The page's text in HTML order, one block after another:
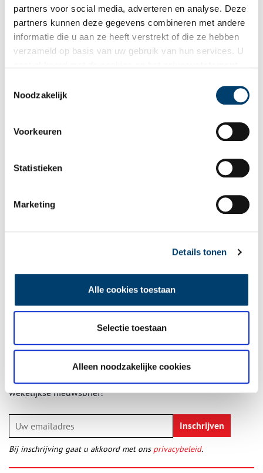
partners voor social media, adverteren en analyse. Deze
partners kunnen deze gegevens combineren met andere
informatie die u aan ze heeft verstrekt of die ze hebben
verzameld op basis van uw gebruik van hun services. U
Noodzakelijk
Voorkeuren
Statistieken
Marketing
Details tonen
Alle cookies toestaan
Selectie toestaan
Alleen noodzakelijke cookies
Voor Pesach heb je speciale serviezen nodig: een voor melkkost
alom bekend: in Nederland zijn ze rond, overal elders vierkant. Bij
de Sedermaaltijd waarmee Pesach begint, spelen matzes, net als
matzeballensoep en ‘gremzelisj’, gemaakt van matzes.
Publicatiedatum: 21/02/2013
Ontvang de nieuwsbrief
Wilt u op de hoogte blijven van de mooiste verhalen en het
wekelijkse nieuwsbrief!
Bij inschrijving gaat u akkoord met ons privacybeleid.